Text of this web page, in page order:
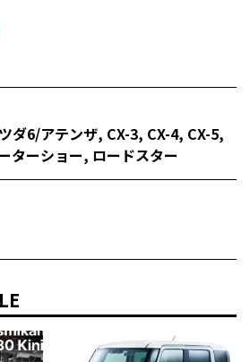
ダ6/アテンザ, CX-3, CX-4, CX-5,
ターショー, ロードスター